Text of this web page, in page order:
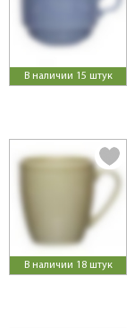
В наличии 15 штук
В наличии 18 штук